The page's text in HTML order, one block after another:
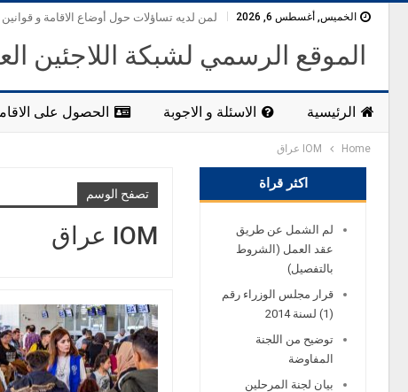
الخميس, أغسطس 6, 2026 لمن لديه تساؤلات حول أوضاع الاقامة و
الموقع الرسمي لشبكة اللاجئين
الرئيسية الاسئلة و الاجوبة الحصول على
Home IOM عراق
تصفح الوسم
IOM عراق
اكثر قراة
لم الشمل عن طريق
عقد العمل (الشروط
بالتفصيل)
قرار مجلس الوزراء رقم
(1) لسنة 2014
توضيح من اللجنة
المفاوضة
بيان لجنة المرحلين